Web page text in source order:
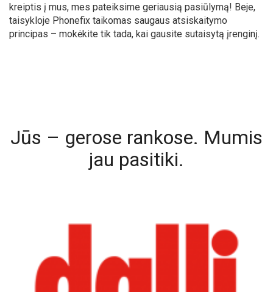
kreiptis į mus, mes pateiksime geriausią pasiūlymą! Beje,
taisykloje Phonefix taikomas saugaus atsiskaitymo
principas – mokėkite tik tada, kai gausite sutaisytą įrenginį.
Jūs – gerose rankose. Mumis
jau pasitiki.